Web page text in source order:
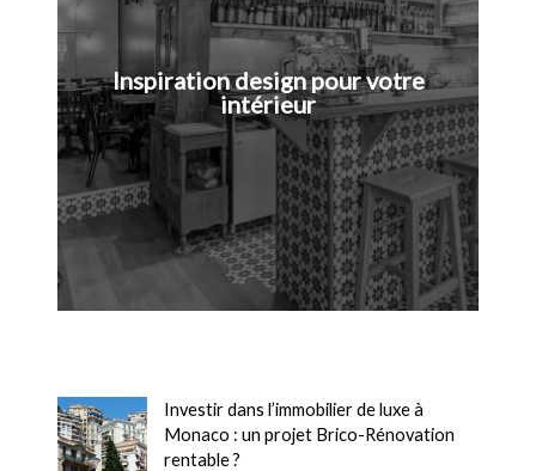
Inspiration design pour votre
intérieur
Investir dans l’immobilier de luxe à
Monaco : un projet Brico-Rénovation
rentable ?